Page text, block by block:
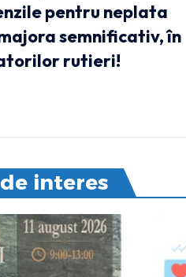
pentru neplata
semnificativ, în
rutieri!
interes